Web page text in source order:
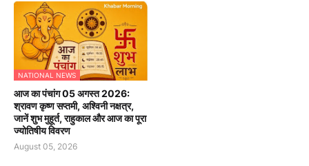
NATIONAL NEWS
आज का पंचांग 05 अगस्त 2026:
श्रावण कृष्ण सप्तमी, अश्विनी नक्षत्र,
जानें शुभ मुहूर्त, राहुकाल और आज का पूरा
ज्योतिषीय विवरण
August 05, 2026